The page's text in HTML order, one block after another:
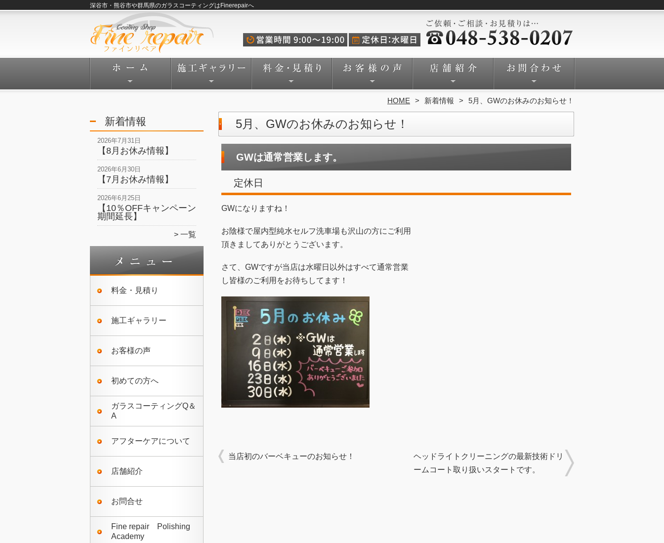
深谷市・熊谷市や群馬県のガラスコーティングはFinerepairへ
HOME 新着情報 5月、GWのお休みのお知らせ！
新着情報
2026年7月31日
【8月お休み情報】
2026年6月30日
【7月お休み情報】
2026年6月25日
【10％OFFキャンペーン
期間延長】
一覧
料金・見積り
施工ギャラリー
お客様の声
初めての方へ
ガラスコーティングQ＆
A
アフターケアについて
店舗紹介
お問合せ
Fine repair Polishing
Academy
5月、GWのお休みのお知らせ！
GWは通常営業します。
定休日
GWになりますね！
お陰様で屋内型純水セルフ洗車場も沢山の方にご利用
頂きましてありがとうございます。
さて、GWですが当店は水曜日以外はすべて通常営業
し皆様のご利用をお待ちしてます！
当店初のバーベキューのお知らせ！
ヘッドライトクリーニングの最新技術ドリ
ームコート取り扱いスタートです。